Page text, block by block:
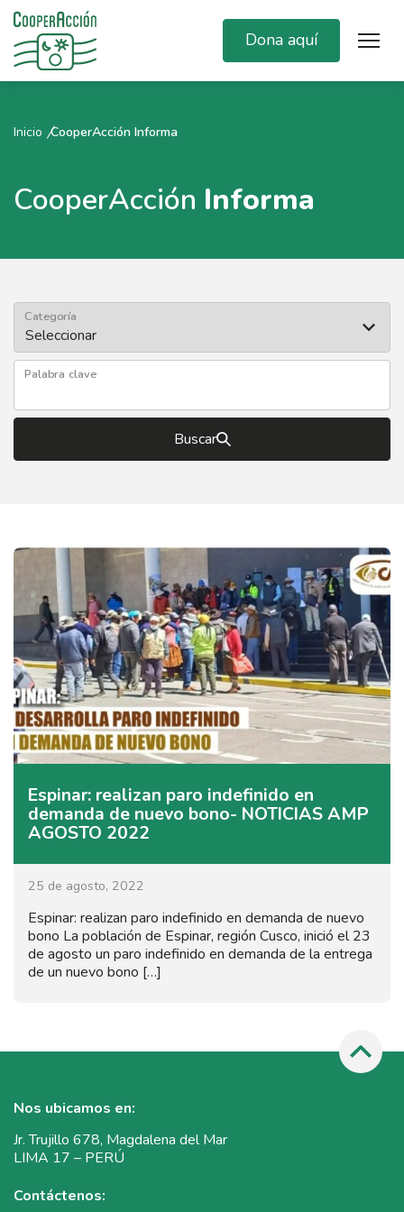
Dona aquí
Inicio CooperAcción Informa
CooperAcción Informa
Categoría
Palabra clave
Buscar
Espinar: realizan paro indefinido en
demanda de nuevo bono- NOTICIAS AMP
AGOSTO 2022
25 de agosto, 2022
Espinar: realizan paro indefinido en demanda de nuevo
bono La población de Espinar, región Cusco, inició el 23
de agosto un paro indefinido en demanda de la entrega
de un nuevo bono […]
Nos ubicamos en:
Jr. Trujillo 678, Magdalena del Mar
LIMA 17 – PERÚ
Contáctenos: